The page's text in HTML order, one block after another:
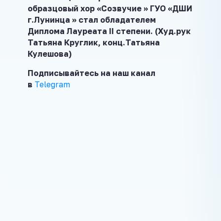
образцовый хор «Созвучие » ГУО «ДШИ
г.Лунинца » стал обладателем
Диплома Лауреата II степени. (Худ.рук
Татьяна Круглик, конц.Татьяна
Кулешова)
Подписывайтесь на наш канал
в Telegram